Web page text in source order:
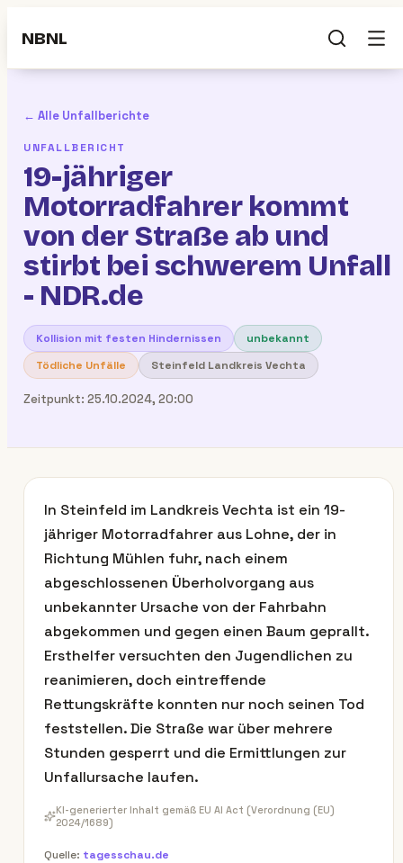
NBNL
← Alle Unfallberichte
UNFALLBERICHT
19-jähriger
Motorradfahrer kommt
von der Straße ab und
stirbt bei schwerem Unfall
- NDR.de
Kollision mit festen Hindernissen
unbekannt
Tödliche Unfälle
Steinfeld Landkreis Vechta
Zeitpunkt: 25.10.2024, 20:00
In Steinfeld im Landkreis Vechta ist ein 19-
jähriger Motorradfahrer aus Lohne, der in
Richtung Mühlen fuhr, nach einem
abgeschlossenen Überholvorgang aus
unbekannter Ursache von der Fahrbahn
abgekommen und gegen einen Baum geprallt.
Ersthelfer versuchten den Jugendlichen zu
reanimieren, doch eintreffende
Rettungskräfte konnten nur noch seinen Tod
feststellen. Die Straße war über mehrere
Stunden gesperrt und die Ermittlungen zur
Unfallursache laufen.
KI-generierter Inhalt gemäß EU AI Act (Verordnung (EU)
2024/1689)
Quelle: tagesschau.de